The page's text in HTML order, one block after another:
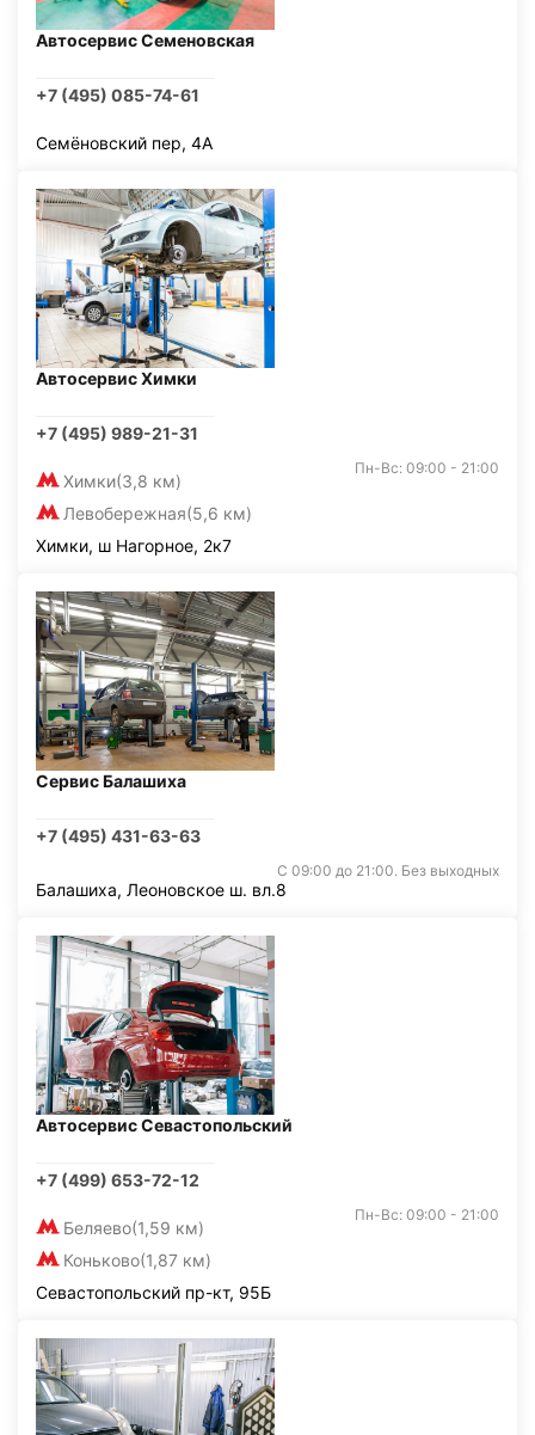
Автосервис Семеновская
+7 (495) 085-74-61
Семёновский пер, 4А
Автосервис Химки
+7 (495) 989-21-31
Химки(3,8 км)
Левобережная(5,6 км)
Пн-Вс: 09:00 - 21:00
Химки, ш Нагорное, 2к7
Сервис Балашиха
+7 (495) 431-63-63
С 09:00 до 21:00. Без выходных
Балашиха, Леоновское ш. вл.8
Автосервис Севастопольский
+7 (499) 653-72-12
Беляево(1,59 км)
Коньково(1,87 км)
Пн-Вс: 09:00 - 21:00
Севастопольский пр-кт, 95Б